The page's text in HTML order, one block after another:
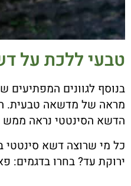
טבעי ללכת על
בנוסף לגוונים המפתיעים
מראה של מדשאה טבעית.
הדשא הסינטטי נראה ממש
כל מי שרוצה דשא סינטטי
ירוקת עד? בחרו בדגמים: